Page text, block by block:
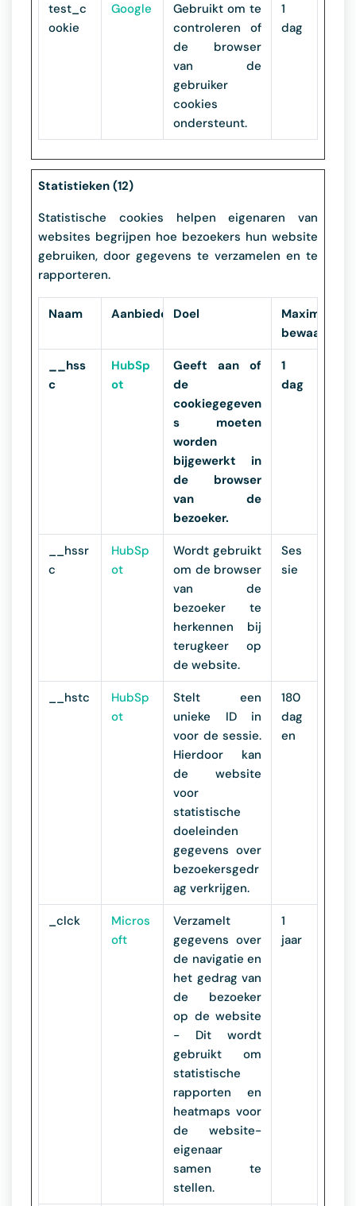
test_c
ookie
Google
Gebruikt om te
controleren of
de browser
van de
gebruiker
cookies
ondersteunt.
1
dag
Statistieken (12)
Statistische cookies helpen eigenaren van
websites begrijpen hoe bezoekers hun website
gebruiken, door gegevens te verzamelen en te
rapporteren.
Naam Aanbieder Doel
Maximale
__hss
c
HubSp
ot
Geeft aan of
de
cookiegegeven
s moeten
worden
bijgewerkt in
de browser
van de
bezoeker.
1
dag
__hssr
c
HubSp
ot
Wordt gebruikt
om de browser
van de
bezoeker te
herkennen bij
terugkeer op
de website.
Ses
sie
__hstc
HubSp
ot
Stelt een
unieke ID in
voor de sessie.
Hierdoor kan
de website
voor
statistische
doeleinden
gegevens over
bezoekersgedr
ag verkrijgen.
180
dag
en
_clck
Micros
oft
Verzamelt
gegevens over
de navigatie en
het gedrag van
de bezoeker
op de website
- Dit wordt
gebruikt om
statistische
rapporten en
heatmaps voor
de website-
eigenaar
samen te
stellen.
1
jaar